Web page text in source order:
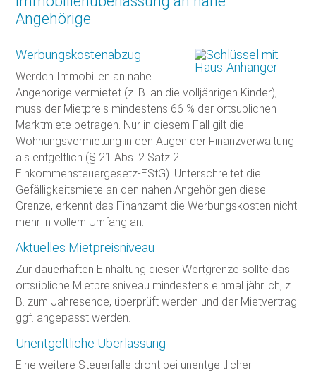
Angehörige
Werbungskostenabzug
Werden Immobilien an nahe
Angehörige vermietet (z. B. an die volljährigen Kinder),
muss der Mietpreis mindestens 66 % der ortsüblichen
Marktmiete betragen. Nur in diesem Fall gilt die
Wohnungsvermietung in den Augen der Finanzverwaltung
als entgeltlich (§ 21 Abs. 2 Satz 2
Einkommensteuergesetz-EStG). Unterschreitet die
Gefälligkeitsmiete an den nahen Angehörigen diese
Grenze, erkennt das Finanzamt die Werbungskosten nicht
mehr in vollem Umfang an.
Aktuelles Mietpreisniveau
Zur dauerhaften Einhaltung dieser Wertgrenze sollte das
ortsübliche Mietpreisniveau mindestens einmal jährlich, z.
B. zum Jahresende, überprüft werden und der Mietvertrag
ggf. angepasst werden.
Unentgeltliche Überlassung
Eine weitere Steuerfalle droht bei unentgeltlicher